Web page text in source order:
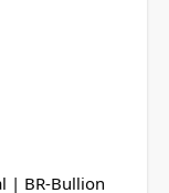
| BR-Bullion